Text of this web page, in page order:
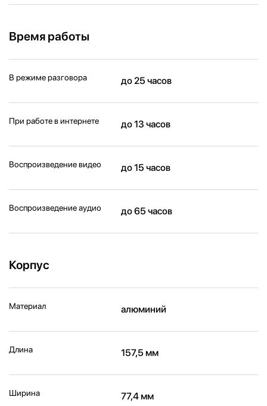
Время работы
В режиме разговора до 25 часов
При работе в интернете до 13 часов
Воспроизведение видео до 15 часов
Воспроизведение аудио до 65 часов
Корпус
Материал алюминий
Длина 157,5 мм
Ширина 77,4 мм